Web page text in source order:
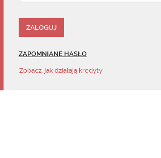
ZAPOMNIANE HASŁO
Zobacz, jak działają kredyty